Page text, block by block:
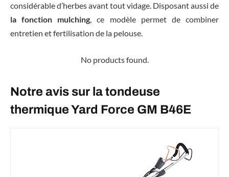
considérable d’herbes avant tout vidage. Disposant aussi de
la fonction mulching, ce modèle permet de combiner
entretien et fertilisation de la pelouse.
No products found.
Notre avis sur la tondeuse
thermique Yard Force GM B46E